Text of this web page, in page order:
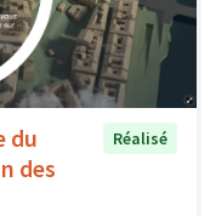
du
des
Réalisé